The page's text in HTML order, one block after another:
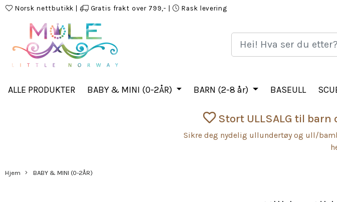
Norsk nettbutikk Gratis frakt over 799,- Rask levering
ALLE PRODUKTER BABY & MINI (0-2ÅR) BARN (2-8 år) BASEULL
Stort ULLSALG til
Sikre deg nydelig ullundertøy og ull/
Hjem BABY & MINI (0-2ÅR)